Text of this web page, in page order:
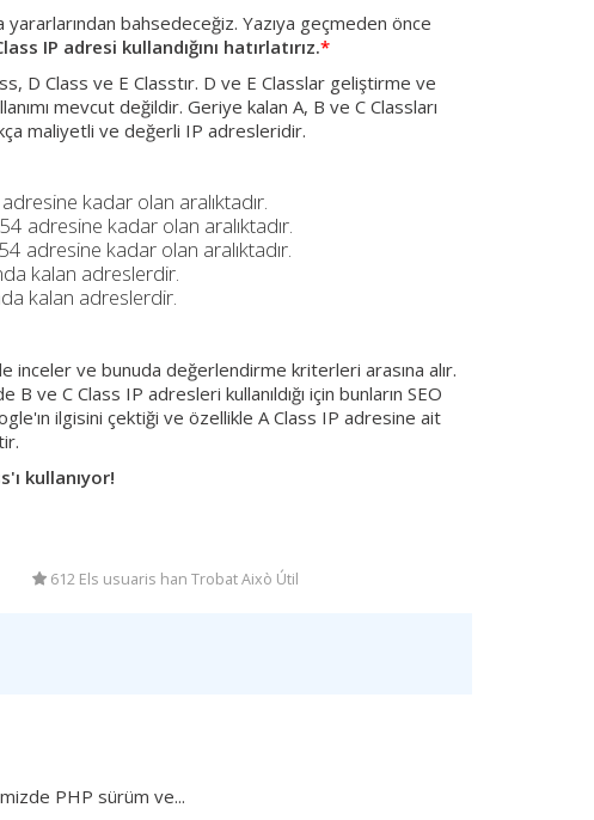
bahsedeceğiz. Yazıya geçmeden önce
IP adresi kullandığını hatırlatırız.*
D Class ve E Classtır. D ve E Classlar geliştirme ve
mevcut değildir. Geriye kalan A, B ve C Classları
maliyetli ve değerli IP adresleridir.
kadar olan aralıktadır.
adresine kadar olan aralıktadır.
adresine kadar olan aralıktadır.
kalan adreslerdir.
kalan adreslerdir.
ve bunuda değerlendirme kriterleri arasına alır.
ve C Class IP adresleri kullanıldığı için bunların SEO
ilgisini çektiği ve özellikle A Class IP adresine ait
kullanıyor!
612 Els usuaris han Trobat Això Útil
PHP sürüm ve...